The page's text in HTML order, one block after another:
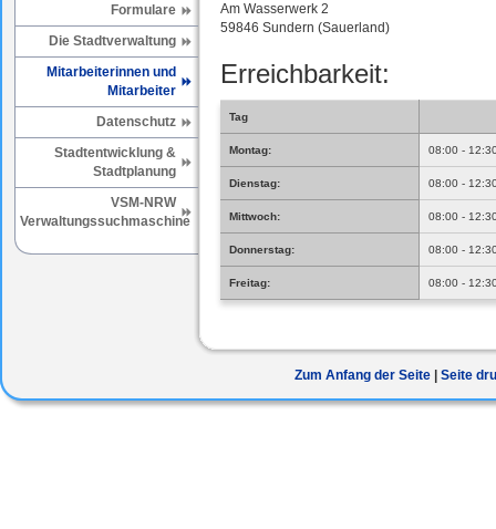
Formulare
Die Stadtverwaltung
Mitarbeiterinnen und
Mitarbeiter
Datenschutz
Stadtentwicklung &
Stadtplanung
VSM-NRW
Verwaltungssuchmaschine
Am Wasserwerk 2
59846 Sundern (Sauerland)
Erreichbarkeit:
Tag
Montag: 08:00 -
Dienstag: 08:00 -
Mittwoch: 08:00 -
Donnerstag: 08:00 -
Freitag: 08:00 -
Zum Anfang der Seite Seite